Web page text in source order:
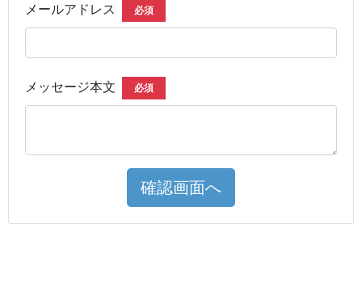
メールアドレス 必須
メッセージ本文 必須
確認画面へ